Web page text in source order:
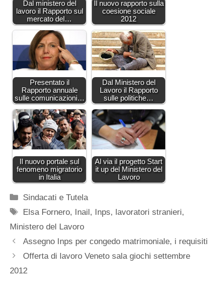
Dal ministero del
lavoro il Rapporto sul
mercato del…
Il nuovo rapporto sulla
coesione sociale
2012
Presentato il
Rapporto annuale
sulle comunicazioni…
Dal Ministero del
Lavoro il Rapporto
sulle politiche…
Il nuovo portale sul
fenomeno migratorio
in Italia
Al via il progetto Start
it up del Ministero del
Lavoro
Categorie
Sindacati e Tutela
Tag
Elsa Fornero, Inail, Inps, lavoratori stranieri,
Ministero del Lavoro
Assegno Inps per congedo matrimoniale, i requisiti
Offerta di lavoro Veneto sala giochi settembre
2012